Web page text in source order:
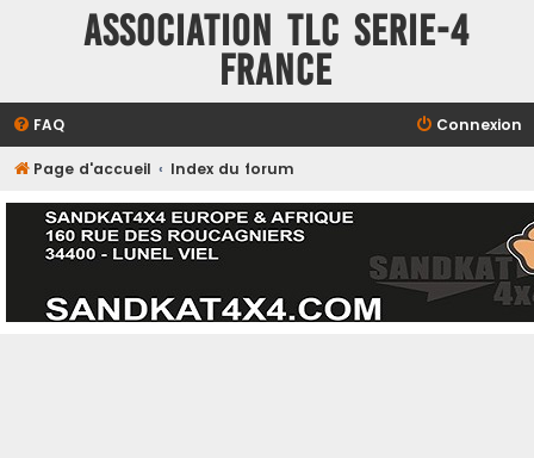
ASSOCIATION TLC SERIE-4
FRANCE
FAQ Connexion
Page d'accueil Index du forum